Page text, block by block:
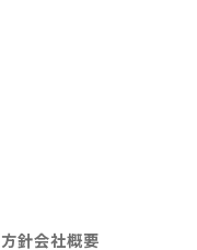
針会社概要